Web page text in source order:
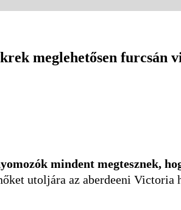
meglehetősen furcsán
mindent megtesznek,
utoljára az aberdeeni